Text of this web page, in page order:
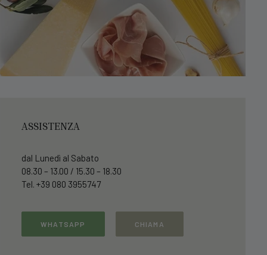
ASSISTENZA
dal Lunedì al Sabato
08.30 – 13.00 / 15.30 – 18.30
Tel. +39 080 3955747
WHATSAPP CHIAMA